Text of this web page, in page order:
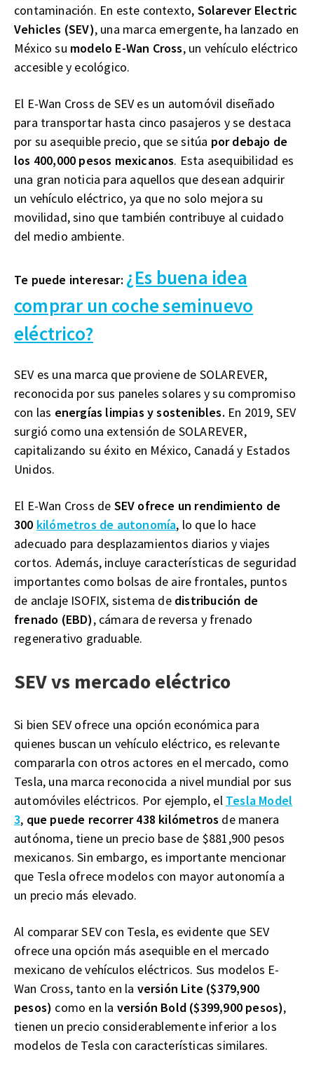
contaminación. En este contexto, Solarever Electric
Vehicles (SEV), una marca emergente, ha lanzado en
México su modelo E-Wan Cross, un vehículo eléctrico
accesible y ecológico.
El E-Wan Cross de SEV es un automóvil diseñado
para transportar hasta cinco pasajeros y se destaca
por su asequible precio, que se sitúa por debajo de
los 400,000 pesos mexicanos. Esta asequibilidad es
una gran noticia para aquellos que desean adquirir
un vehículo eléctrico, ya que no solo mejora su
movilidad, sino que también contribuye al cuidado
del medio ambiente.
Te puede interesar: ¿Es buena idea
comprar un coche seminuevo
eléctrico?
SEV es una marca que proviene de SOLAREVER,
reconocida por sus paneles solares y su compromiso
con las energías limpias y sostenibles. En 2019, SEV
surgió como una extensión de SOLAREVER,
capitalizando su éxito en México, Canadá y Estados
Unidos.
El E-Wan Cross de SEV ofrece un rendimiento de
300 kilómetros de autonomía, lo que lo hace
adecuado para desplazamientos diarios y viajes
cortos. Además, incluye características de seguridad
importantes como bolsas de aire frontales, puntos
de anclaje ISOFIX, sistema de distribución de
frenado (EBD), cámara de reversa y frenado
regenerativo graduable.
SEV vs mercado eléctrico
Si bien SEV ofrece una opción económica para
quienes buscan un vehículo eléctrico, es relevante
compararla con otros actores en el mercado, como
Tesla, una marca reconocida a nivel mundial por sus
automóviles eléctricos. Por ejemplo, el Tesla Model
3, que puede recorrer 438 kilómetros de manera
autónoma, tiene un precio base de $881,900 pesos
mexicanos. Sin embargo, es importante mencionar
que Tesla ofrece modelos con mayor autonomía a
un precio más elevado.
Al comparar SEV con Tesla, es evidente que SEV
ofrece una opción más asequible en el mercado
mexicano de vehículos eléctricos. Sus modelos E-
Wan Cross, tanto en la versión Lite ($379,900
pesos) como en la versión Bold ($399,900 pesos),
tienen un precio considerablemente inferior a los
modelos de Tesla con características similares.